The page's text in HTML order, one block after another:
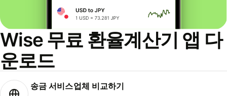
Wise 무료 환율계산기 앱 다
운로드
송금 서비스업체 비교하기